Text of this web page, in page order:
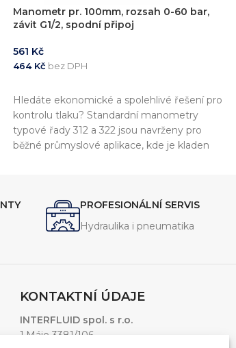
Manometr pr. 100mm, rozsah 0-60 bar,
závit G1/2, spodní připoj
561 Kč
464 Kč bez DPH
Hledáte ekonomické a spolehlivé řešení pro
kontrolu tlaku? Standardní manometry
typové řady 312 a 322 jsou navrženy pro
běžné průmyslové aplikace, kde je kladen
PROFESIONÁLNÍ SERVIS
Hydraulika i pneumatika
KONTAKTNÍ ÚDAJE
INTERFLUID spol. s r.o.
1.Máje 3381/106